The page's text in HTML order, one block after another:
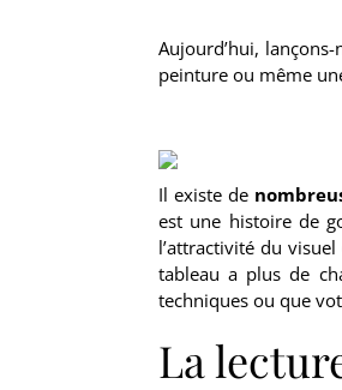
Aujourd’hui,
peinture ou même
Il existe de
est une histoire de
l’attractivité du
tableau a plus de
techniques ou que
La